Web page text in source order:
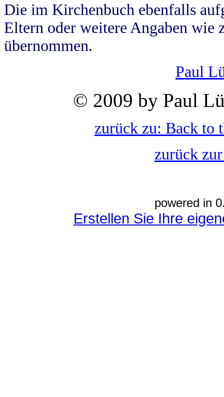
Die im Kirchenbuch ebenfalls
Eltern oder weitere Angaben wie
übernommen.
Paul
© 2009 by Paul
zurück zu: Back to
zurück
powered in
Erstellen Sie Ihre